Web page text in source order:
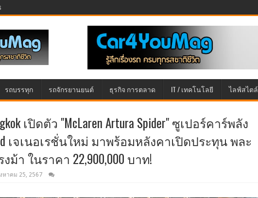
รถบรรทุก รถจักรยานยนต์ ธุรกิจ การตลาด IT / เทคโนโลยี ไลฟ์สไตล์
เปิดตัว "McLaren Artura Spider" ซูเปอร์คาร์พลัง
เจเนอเรชั่นใหม่ มาพร้อมหลังคาเปิดประทุน พละ
งม้า ในราคา 22,900,000 บาท!
หาคม 25, 2567